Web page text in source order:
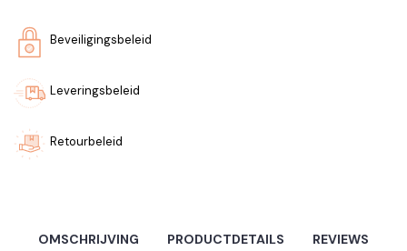
Beveiligingsbeleid
Leveringsbeleid
Retourbeleid
OMSCHRIJVING PRODUCTDETAILS REVIEWS